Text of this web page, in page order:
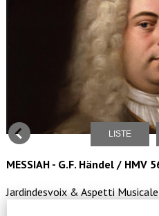
LISTE
MESSIAH - G.F. Händel / HMV
Jardindesvoix & Aspetti